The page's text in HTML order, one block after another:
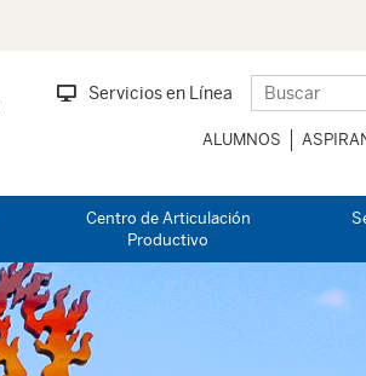
Servicios en Línea
ALUMNOS
Centro de Articulación
Productivo